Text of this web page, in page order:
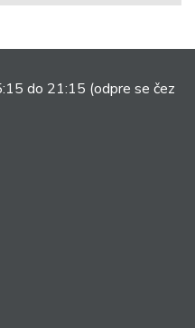
do 21:15 (odpre se čez